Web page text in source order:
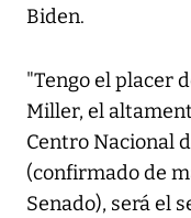
Biden.
"Tengo el placer
Miller, el
Centro Nacional
(confirmado de
Senado), será el